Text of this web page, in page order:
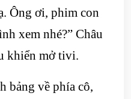
Ông ơi, phim con
xem nhé?” Châu
khiển mở tivi.
bảng về phía cô,